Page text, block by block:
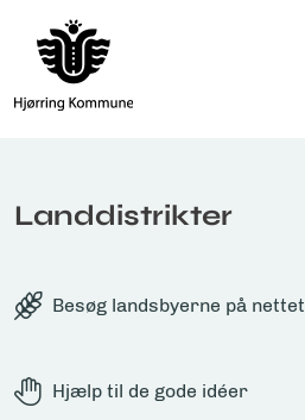
Landdistrikter
Besøg landsbyerne på nettet
Hjælp til de gode idéer